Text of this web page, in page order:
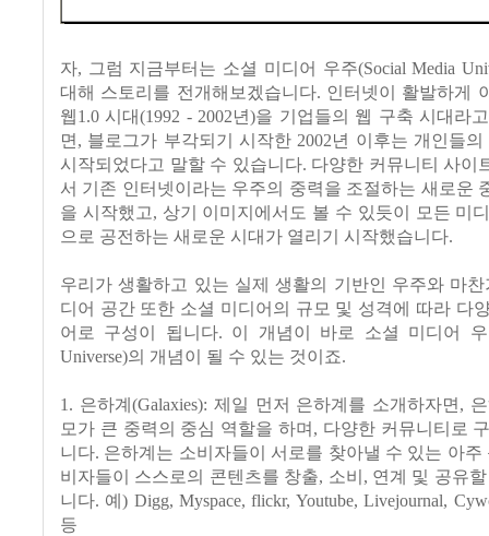
자, 그럼 지금부터는 소셜 미디어 우주(Social Media
대해 스토리를 전개해보겠습니다. 인터넷이 활발하게
웹1.0 시대(1992 - 2002년)을 기업들의 웹 구축 시대라
면, 블로그가 부각되기 시작한 2002년 이후는 개인들
시작되었다고 말할 수 있습니다. 다양한 커뮤니티 사이
서 기존 인터넷이라는 우주의 중력을 조절하는 새로운
을 시작했고, 상기 이미지에서도 볼 수 있듯이 모든 미
으로 공전하는 새로운 시대가 열리기 시작했습니다.
우리가 생활하고 있는 실제 생활의 기반인 우주와 마
디어 공간 또한 소셜 미디어의 규모 및 성격에 따라 다
어로 구성이 됩니다. 이 개념이 바로 소셜 미디어 우
Universe)의 개념이 될 수 있는 것이죠.
1. 은하계(Galaxies): 제일 먼저 은하계를 소개하자면,
모가 큰 중력의 중심 역할을 하며, 다양한 커뮤니티로
니다. 은하계는 소비자들이 서로를 찾아낼 수 있는 아주
비자들이 스스로의 콘텐츠를 창출, 소비, 연계 및 공유
니다. 예) Digg, Myspace, flickr, Youtube, Livejournal,
등